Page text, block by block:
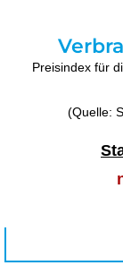
Preisindex für
(Quelle: